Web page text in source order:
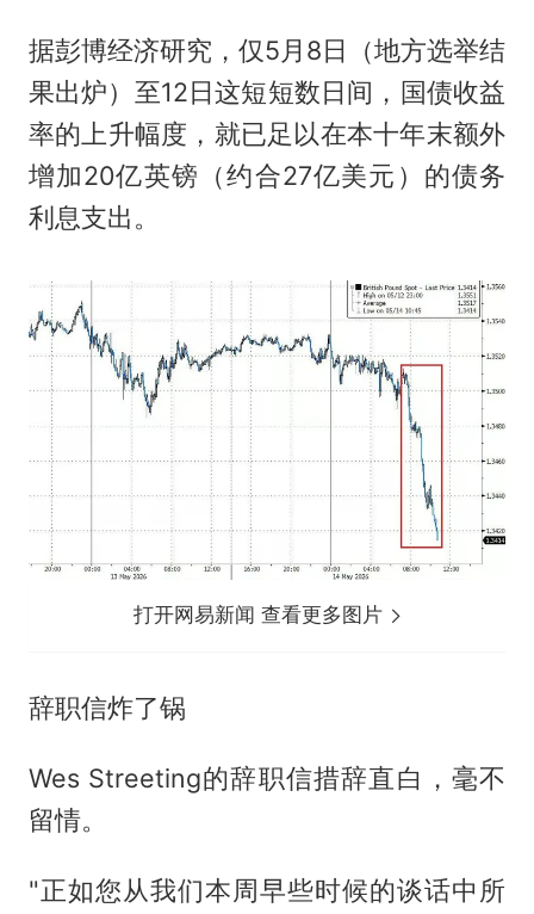
据彭博经济研究，仅5月8日（地方选举结
果出炉）至12日这短短数日间，国债收益
率的上升幅度，就已足以在本十年末额外
增加20亿英镑（约合27亿美元）的债务
利息支出。
打开网易新闻 查看更多图片
辞职信炸了锅
Wes Streeting的辞职信措辞直白，毫不
留情。
"正如您从我们本周早些时候的谈话中所